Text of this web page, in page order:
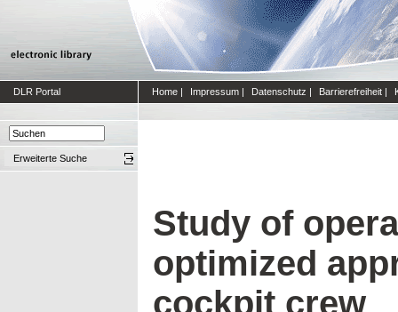
DLR Portal Home | Impressum | Datenschutz | Barrierefreiheit |
Erweiterte Suche
Study of
optimized
cockpit crew